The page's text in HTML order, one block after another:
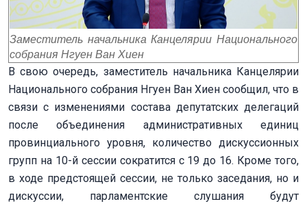
Заместитель начальника Канцелярии Национального
собрания Нгуен Ван Хиен
В свою очередь, заместитель начальника Канцелярии
Национального собрания Нгуен Ван Хиен сообщил, что в
связи с изменениями состава депутатских делегаций
после объединения административных единиц
провинциального уровня, количество дискуссионных
групп на 10-й сессии сократится с 19 до 16. Кроме того,
в ходе предстоящей сессии, не только заседания, но и
дискуссии, парламентские слушания будут